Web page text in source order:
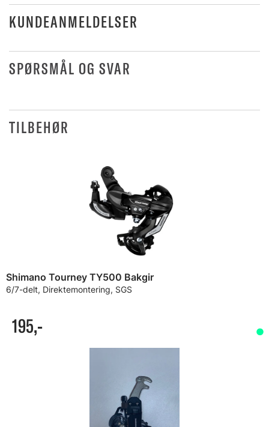
KUNDEANMELDELSER
SPØRSMÅL OG SVAR
TILBEHØR
Shimano Tourney TY500 Bakgir
6/7-delt, Direktemontering, SGS
195,-